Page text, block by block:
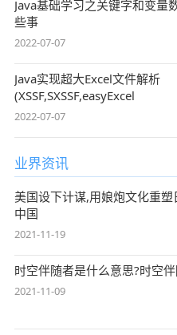
Java基础学习之关键字和变量
些事
2022-07-07
Java实现超大Excel文件解析
(XSSF,SXSSF,easyExcel
2022-07-07
业界资讯
美国设下计谋,用娘炮文化重塑
中国
2021-11-19
时空伴随者是什么意思?时空
2021-11-09